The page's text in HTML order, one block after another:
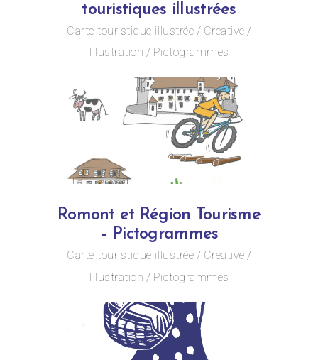
touristiques illustrées
Carte touristique illustrée
Creative
Illustration
Pictogrammes
Romont et Région Tourisme
– Pictogrammes
Carte touristique illustrée
Creative
Illustration
Pictogrammes